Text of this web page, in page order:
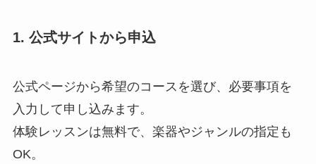
1. 公式サイトから申込
公式ページから希望のコースを選び、必要事項を
入力して申し込みます。
体験レッスンは無料で、楽器やジャンルの指定も
OK。